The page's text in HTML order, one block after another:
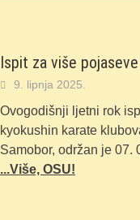
Ispit za više
9. lipnja 2025.
Ovogodišnji ljetni rok
kyokushin karate
Samobor, održan je 07.
...Više, OSU!